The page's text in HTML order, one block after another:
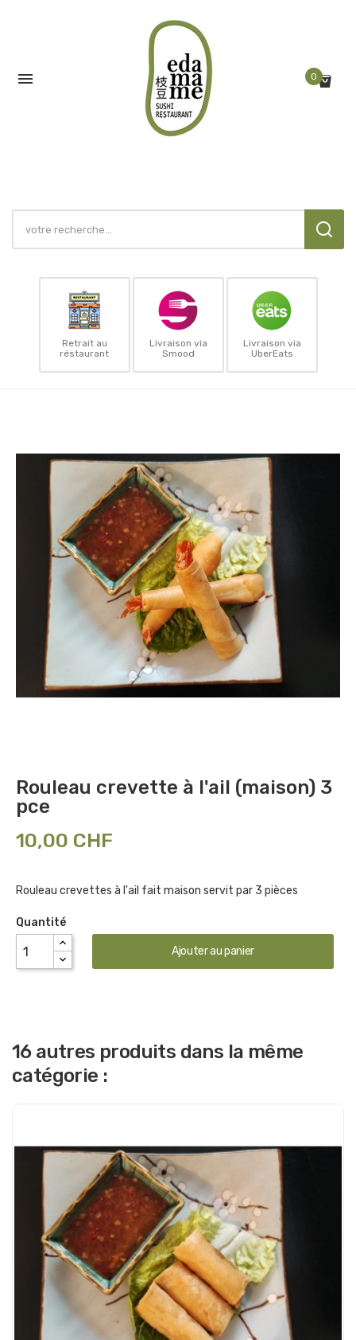
 0
Retrait au
réstaurant
Livraison via
Smood
Livraison via
UberEats
Rouleau crevette à l'ail (maison) 3
pce
10,00 CHF
Rouleau crevettes à l'ail fait maison servit par 3 pièces
Quantité
Ajouter au panier
16 autres produits dans la même
catégorie :